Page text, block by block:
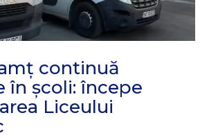
continuă
în școli: începe
Liceului